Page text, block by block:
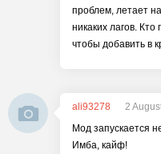
проблем, летает
никаких лагов.
чтобы добавить в
ali93278
2
Мод запускается
Имба, кайф!